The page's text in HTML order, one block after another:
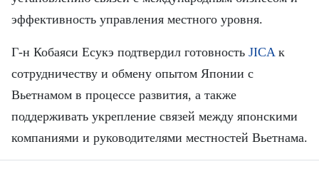
эффективность управления местного уровня.
Г-н Кобаяси Есукэ подтвердил готовность JICAк
сотрудничеству и обмену опытом Японии с
Вьетнамом в процессе развития, а также
поддерживать укрепление связей между японскими
компаниями и руководителями местностей Вьетнама.